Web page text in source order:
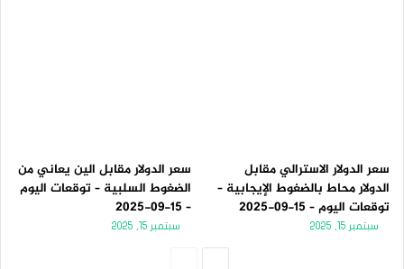
سعر الدولار الاسترالي مقابل
الدولار محاط بالضغوط الإيجابية –
توقعات اليوم – 15-09-2025
سبتمبر 15, 2025
سعر الدولار مقابل الين يعاني من
الضغوط السلبية – توقعات اليوم
– 15-09-2025
سبتمبر 15, 2025